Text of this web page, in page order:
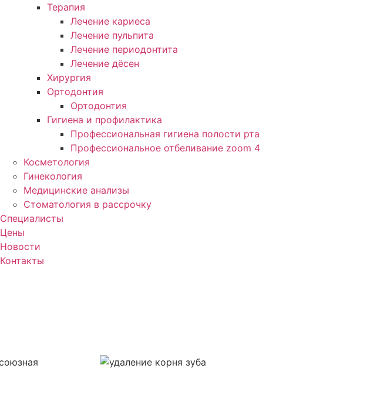
Терапия
Лечение кариеса
Лечение пульпита
Лечение периодонтита
Лечение дёсен
Хирургия
Ортодонтия
Ортодонтия
Гигиена и профилактика
Профессиональная гигиена полости рта
Профессиональное отбеливание zoom 4
Косметология
Гинекология
Медицинские анализы
Стоматология в рассрочку
Специалисты
Цены
Новости
Контакты